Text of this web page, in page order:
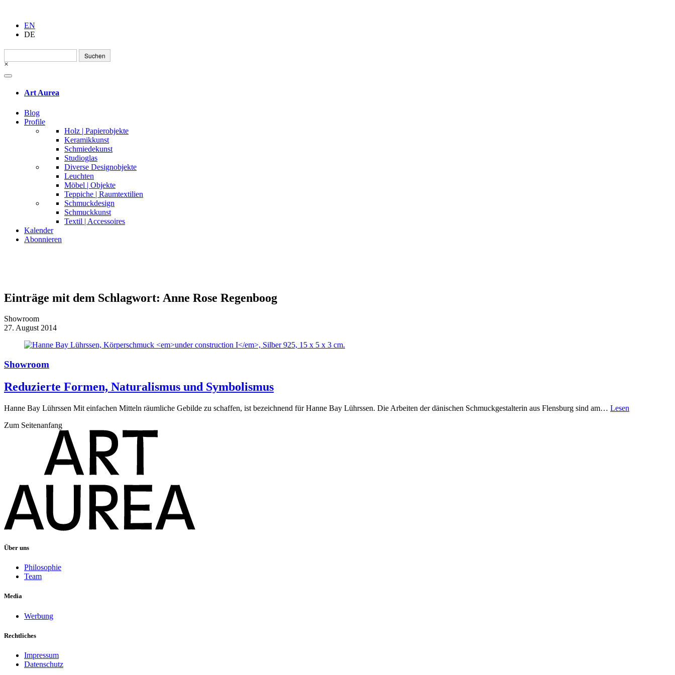
EN
DE
Suchen
nach:
×
Art Aurea
Blog
Profile
Holz | Papierobjekte
Keramikkunst
Schmiedekunst
Studioglas
Diverse Designobjekte
Leuchten
Möbel | Objekte
Teppiche | Raumtextilien
Schmuckdesign
Schmuckkunst
Textil | Accessoires
Kalender
Abonnieren
Einträge mit dem Schlagwort: Anne Rose Regenboog
Showroom
27. August 2014
Showroom
Reduzierte Formen, Naturalismus und Symbolismus
Hanne Bay Lührssen Mit einfachen Mitteln räumliche Gebilde zu schaffen, ist bezeichnend für Hanne Bay Lührssen. Die Arbeiten der dänischen Schmuckgestalterin aus Flensburg sind am… Lesen
Zum Seitenanfang
Über uns
Philosophie
Team
Media
Werbung
Rechtliches
Impressum
Datenschutz